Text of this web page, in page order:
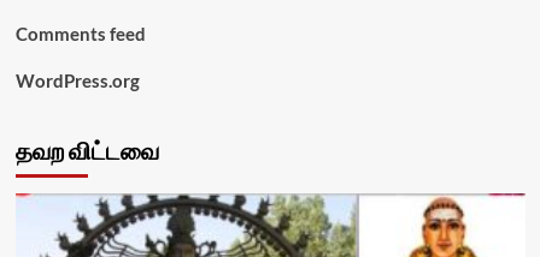
Comments feed
WordPress.org
தவற விட்டவை